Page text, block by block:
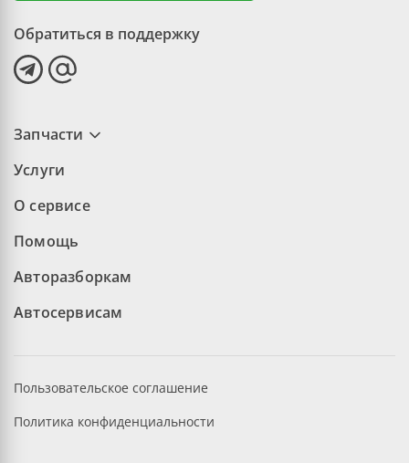
Обратиться в поддержку
Запчасти
Услуги
О сервисе
Помощь
Авторазборкам
Автосервисам
Пользовательское соглашение
Политика конфиденциальности